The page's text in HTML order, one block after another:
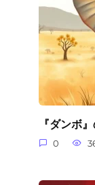
『ダンボ
0